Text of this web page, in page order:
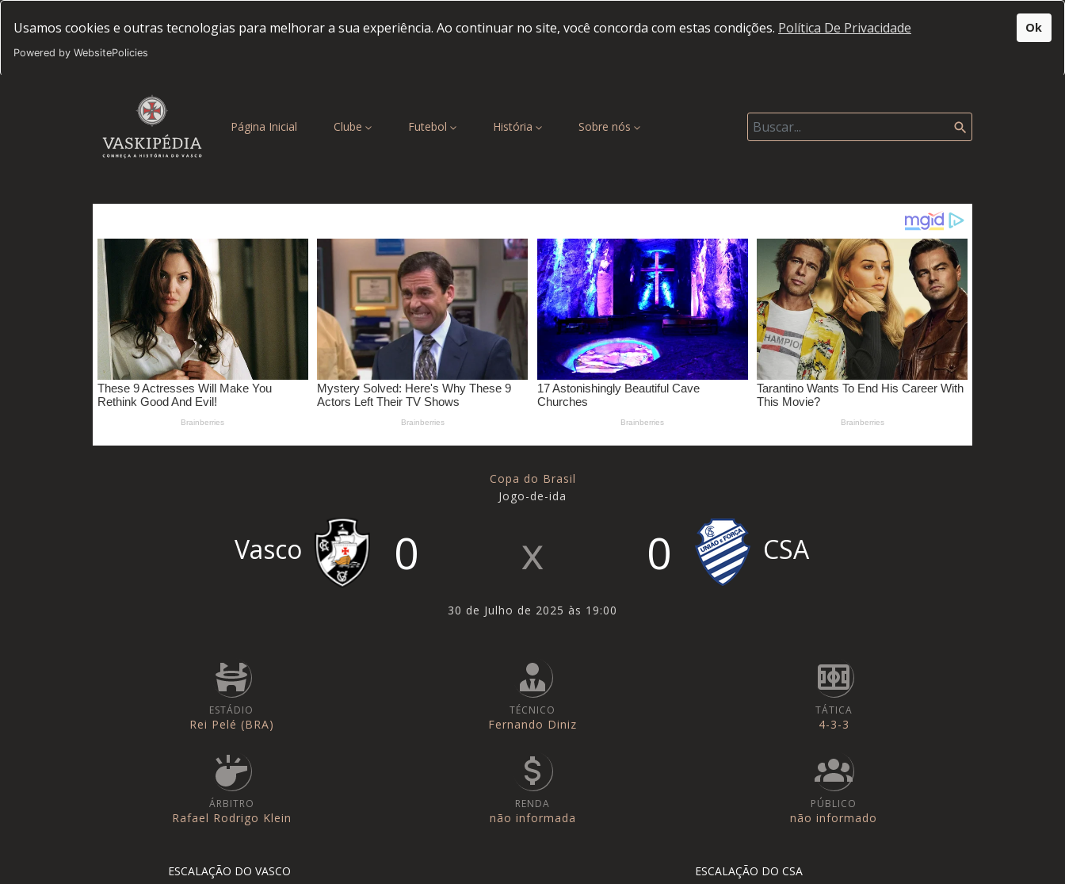
Usamos cookies e outras tecnologias para melhorar a sua experiência. Ao continuar no site, você concorda com estas condições. Política De Privacidade Ok
Powered by WebsitePolicies
Página Inicial (current)Clube Futebol História Sobre nós
Copa do Brasil
Jogo-de-ida
Vasco 0 0 CSA
30 de Julho de 2025 às 19:00
ESTÁDIO
Rei Pelé (BRA)
TÉCNICO
Fernando Diniz
TÁTICA
4-3-3
ÁRBITRO
Rafael Rodrigo Klein
RENDA
não informada
PÚBLICO
não informado
ESCALAÇÃO DO VASCO ESCALAÇÃO DO CSA